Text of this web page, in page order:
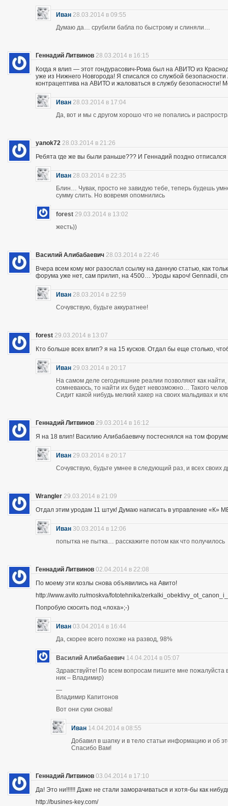
Иван 28.03.2014 в 09:55
Думаю да… срубили бабла по быстрому и слиняли…
Геннадий Литвинов 28.03.2014 в 16:15
Когда я влип — этот гондурасович-Рома был на АВИТО из
уже из Нижнего Новгорода! Я списался со службой
контрацептива на АВИТО и жаловаться в службу безопасности!
Иван 28.03.2014 в 17:04
Да, вот и мы с другом хорошо что не попались и
yanok72 28.03.2014 в 21:26
Ребята где же вы были раньше??? И Геннадий поздно
Иван 28.03.2014 в 22:35
Блин… Чувак, просто не завидую тебе, теперь будешь
сумму слить. Но вовремя опомнились
forest 29.03.2014 в 13:02
жесть))
Василий Алибабаевич 28.03.2014 в 22:46
Вчера всем кому мог разослал ссылку на данную статью, как
форума уже нет, сам прилип, на 4500… Уроды кароч! Gennadii,
Иван 28.03.2014 в 22:59
Сочувствую, будьте аккуратнее!
forest 29.03.2014 в 13:07
Кто больше всех влип? я на 15 кусков. Отдал бы еще столько,
Иван 29.03.2014 в 20:17
На самом деле сегодняшние реалии позволяют как
сомневаюсь, то найти их будет невозможно… Такого
Сидит какой нибудь мелкий хакер на своих мальдивах и
Геннадий Литвинов 29.03.2014 в 16:12
Я на 18 влип! Василию Алибабаевичу постеснялся на том
Иван 29.03.2014 в 20:17
Сочувствую, будьте умнее в следующий раз, и всех своих
Wrangler 29.03.2014 в 21:09
Отдал этим уродам 11 штук! Думаю написать в управление «К»
Иван 30.03.2014 в 12:06
попытка не пытка… расскажите потом как что получилось
Геннадий Литвинов 02.04.2014 в 22:08
По моему эти козлы снова объявились на Авито!
http://www.avito.ru/moskva/fototehnika/
Попробую скосить под «лоха»;-)
Иван 03.04.2014 в 16:44
Да, скорее всего похоже на развод, 98%
Василий Алибабаевич 14.04.2014 в 05:07
Здравствуйте! По всем вопросам пишите мне
ник – Владимир)
—
Владимир Капитонов
Вот они суки снова!
Иван 14.04.2014 в 08:55
Добавил в шапку и в тело статьи информацию и об
Спасибо Вам!
Геннадий Литвинов 03.04.2014 в 17:10
Да! Это ни!!!!!! Даже не стали заморачиваться и хотя-бы как
http://busines-key.com/